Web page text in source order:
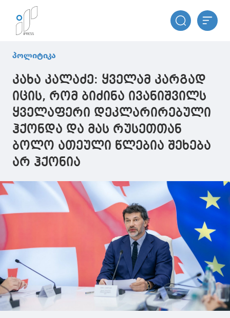
პოლიტიკა
კახა კალაძე: ყველამ კარგად
იცის, რომ ბიძინა ივანიშვილს
ყველაფერი დეკლარირებული
ჰქონდა და მას რუსეთთან
ბოლო ათეული წლებია შეხება
არ ჰქონია